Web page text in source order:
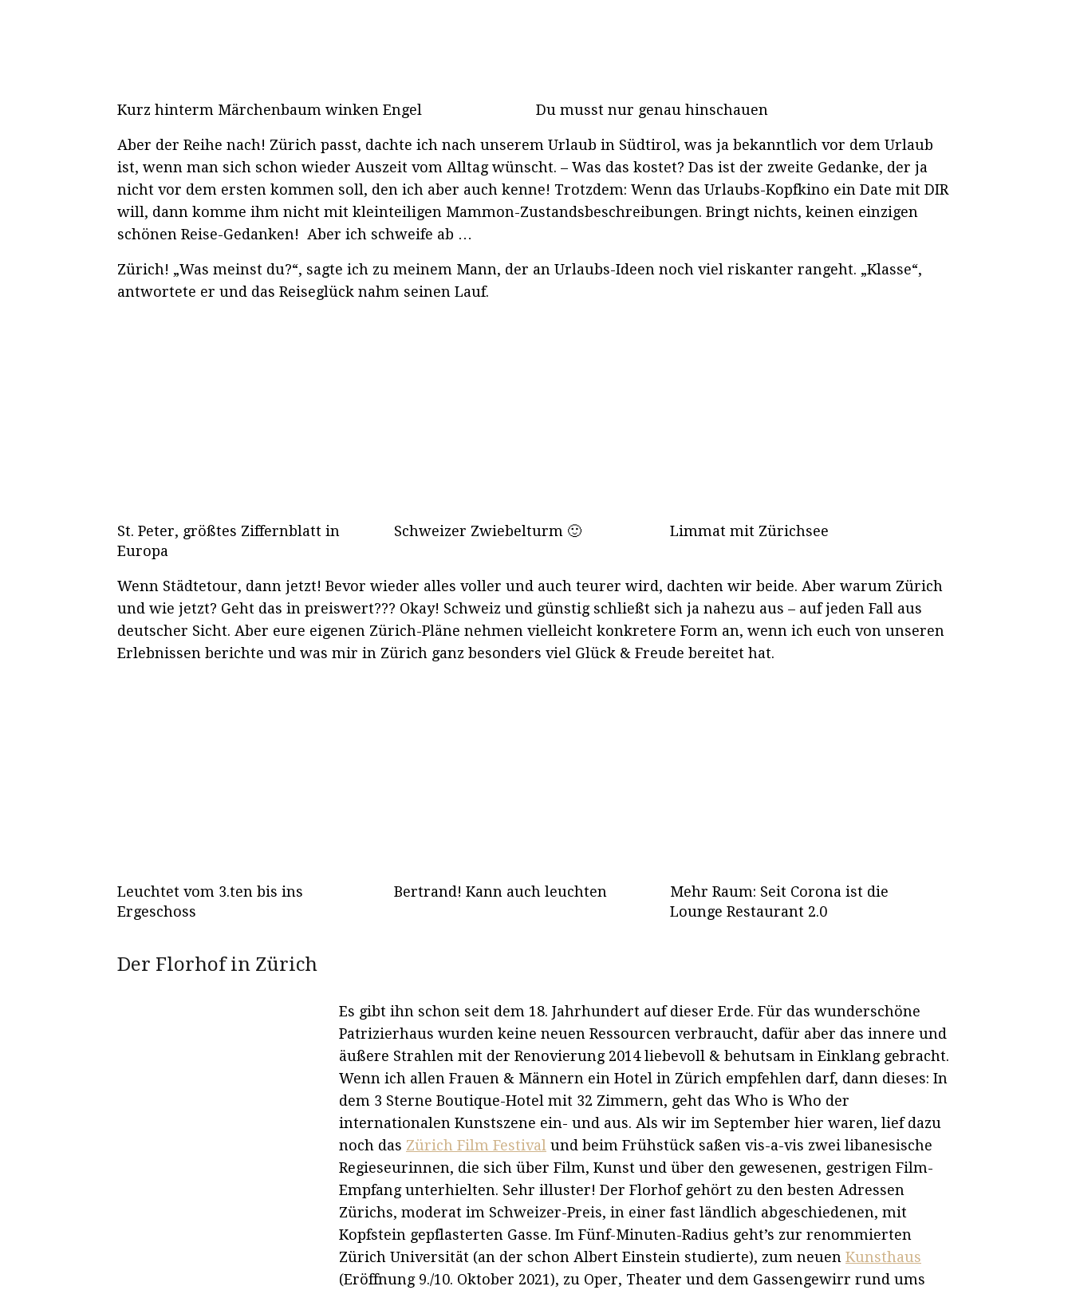
Kurz hinterm Märchenbaum winken Engel Du musst nur genau hinschauen
Aber der Reihe nach! Zürich passt, dachte ich nach unserem Urlaub in Südtirol, was ja bekanntlich vor dem Urlaub
ist, wenn man sich schon wieder Auszeit vom Alltag wünscht. – Was das kostet? Das ist der zweite Gedanke, der ja
nicht vor dem ersten kommen soll, den ich aber auch kenne! Trotzdem: Wenn das Urlaubs-Kopfkino ein Date mit DIR
will, dann komme ihm nicht mit kleinteiligen Mammon-Zustandsbeschreibungen. Bringt nichts, keinen einzigen
schönen Reise-Gedanken! Aber ich schweife ab …
Zürich! „Was meinst du?“, sagte ich zu meinem Mann, der an Urlaubs-Ideen noch viel riskanter rangeht. „Klasse“,
antwortete er und das Reiseglück nahm seinen Lauf.
St. Peter, größtes Ziffernblatt in
Europa
Schweizer Zwiebelturm 🙂 Limmat mit Zürichsee
Wenn Städtetour, dann jetzt! Bevor wieder alles voller und auch teurer wird, dachten wir beide. Aber warum Zürich
und wie jetzt? Geht das in preiswert??? Okay! Schweiz und günstig schließt sich ja nahezu aus – auf jeden Fall aus
deutscher Sicht. Aber eure eigenen Zürich-Pläne nehmen vielleicht konkretere Form an, wenn ich euch von unseren
Erlebnissen berichte und was mir in Zürich ganz besonders viel Glück & Freude bereitet hat.
Leuchtet vom 3.ten bis ins
Ergeschoss
Bertrand! Kann auch leuchten
Mehr Raum: Seit Corona ist die
Lounge Restaurant 2.0
Der Florhof in Zürich
Es gibt ihn schon seit dem 18. Jahrhundert auf dieser Erde. Für das wunderschöne
Patrizierhaus wurden keine neuen Ressourcen verbraucht, dafür aber das innere und
äußere Strahlen mit der Renovierung 2014 liebevoll & behutsam in Einklang gebracht.
Wenn ich allen Frauen & Männern ein Hotel in Zürich empfehlen darf, dann dieses: In
dem 3 Sterne Boutique-Hotel mit 32 Zimmern, geht das Who is Who der
internationalen Kunstszene ein- und aus. Als wir im September hier waren, lief dazu
noch das Zürich Film Festival und beim Frühstück saßen vis-a-vis zwei libanesische
Regieseurinnen, die sich über Film, Kunst und über den gewesenen, gestrigen Film-
Empfang unterhielten. Sehr illuster! Der Florhof gehört zu den besten Adressen
Zürichs, moderat im Schweizer-Preis, in einer fast ländlich abgeschiedenen, mit
Kopfstein gepflasterten Gasse. Im Fünf-Minuten-Radius geht’s zur renommierten
Zürich Universität (an der schon Albert Einstein studierte), zum neuen Kunsthaus
(Eröffnung 9./10. Oktober 2021), zu Oper, Theater und dem Gassengewirr rund ums